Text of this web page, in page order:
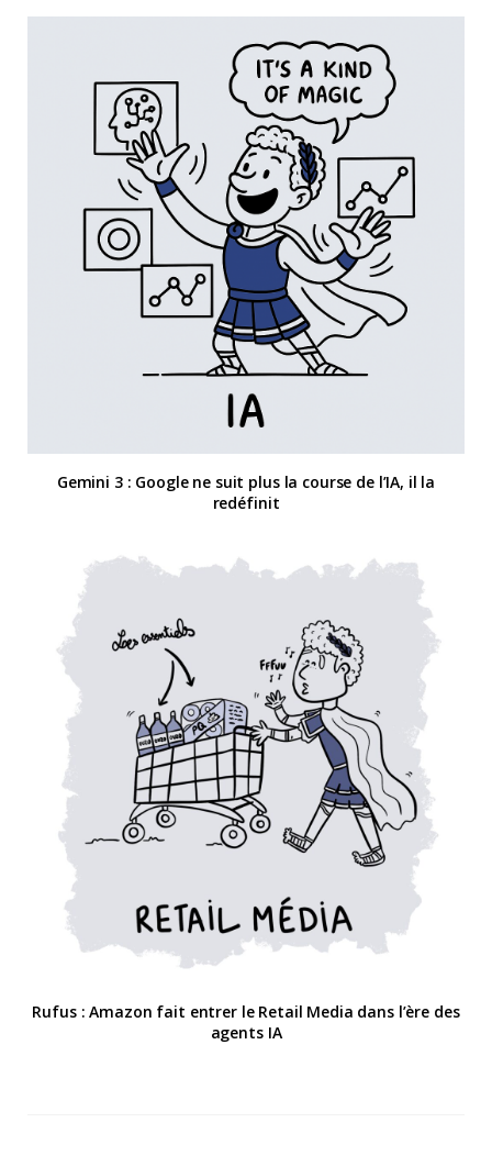
Gemini 3 : Google ne suit plus la course de l’IA, il la
redéfinit
Rufus : Amazon fait entrer le Retail Media dans l’ère des
agents IA